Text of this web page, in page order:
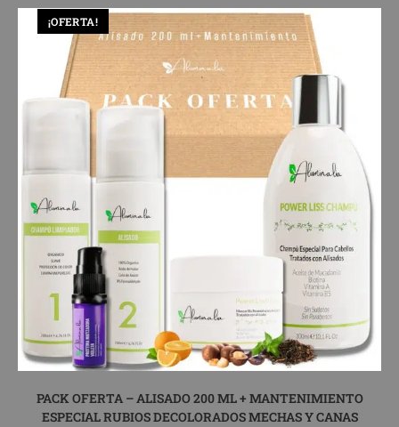
¡OFERTA!
PACK OFERTA – ALISADO 200 ML + MANTENIMIENTO
ESPECIAL RUBIOS DECOLORADOS MECHAS Y CANAS